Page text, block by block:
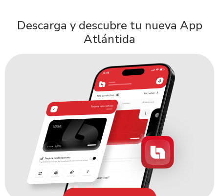
Descarga y descubre tu nueva App
Atlántida